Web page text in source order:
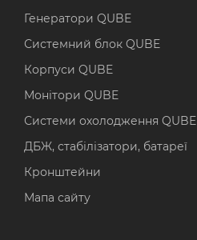
Генератори QUBE
Системний блок QUBE
Корпуси QUBE
Монітори QUBE
Системи охолодження QUBE
ДБЖ, стабілізатори, батареї
Кронштейни
Мапа сайту